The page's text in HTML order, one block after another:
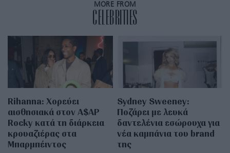
MORE FROM
CELEBRITIES
Rihanna: Χορεύει
αισθησιακά στον A$AP
Rocky κατά τη διάρκεια
κρουαζιέρας στα
Μπαρμπέιντος
Sydney Sweeney:
Ποζάρει με λευκά
δαντελένια εσώρουχα για
νέα καμπάνια του brand
της